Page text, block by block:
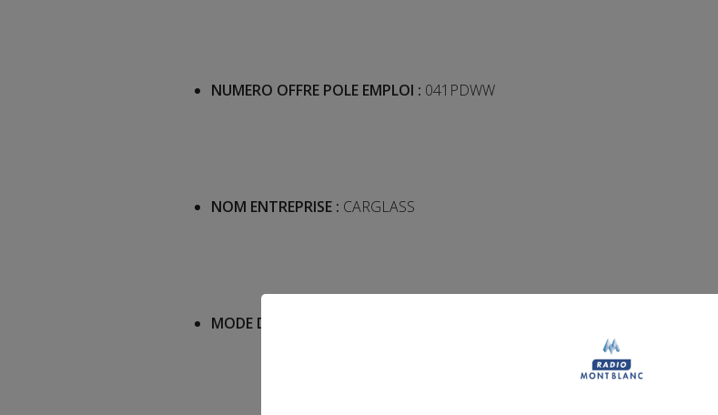
NUMERO OFFRE POLE EMPLOI : 041PDWW
NOM ENTREPRISE : CARGLASS
MODE DE CONTACT :